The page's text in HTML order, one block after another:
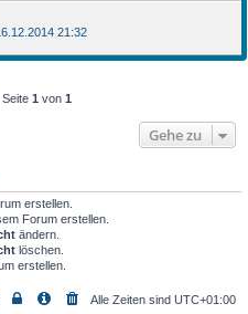
21:32
1 von 1
Gehe zu
erstellen.
Forum erstellen.
ändern.
löschen.
erstellen.
Alle Zeiten sind UTC+01:00